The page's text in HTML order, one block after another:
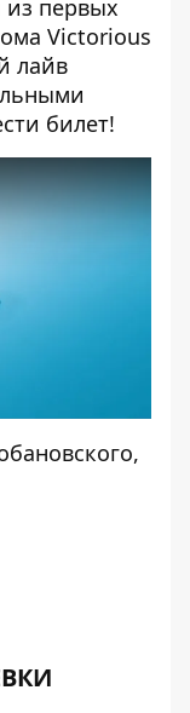
первых
Victorious
лайв
билет!